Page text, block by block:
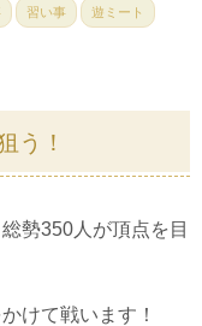
習い事 遊ミート
う！
勢350人が頂点を目
けて戦います！